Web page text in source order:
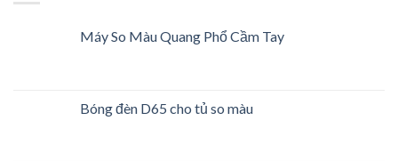
Máy So Màu Quang Phổ Cầm Tay
Bóng đèn D65 cho tủ so màu